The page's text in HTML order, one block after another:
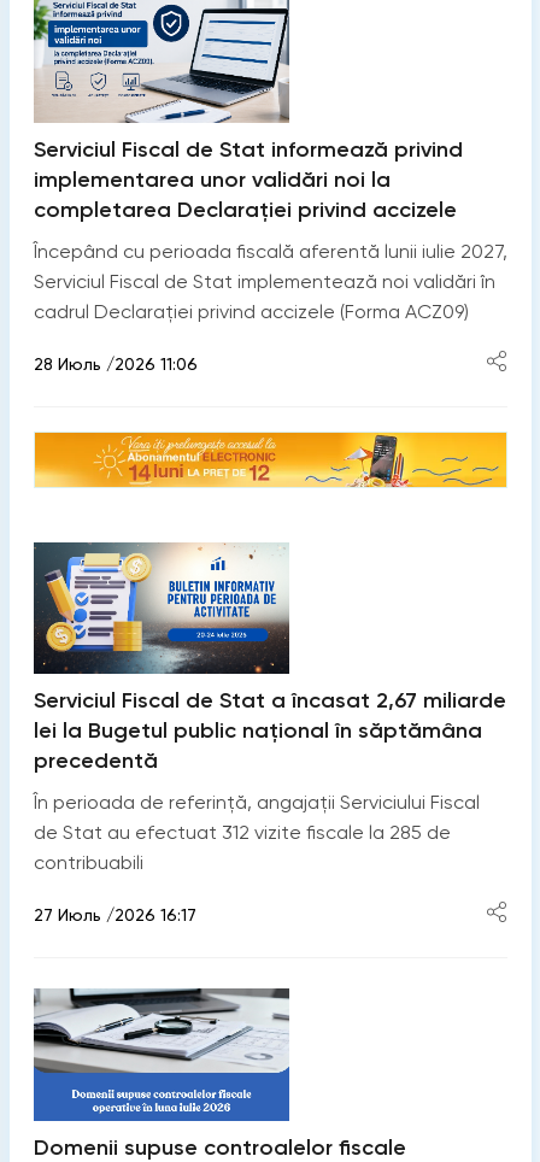
Serviciul Fiscal de Stat informează privind
implementarea unor validări noi la
completarea Declarației privind accizele
Începând cu perioada fiscală aferentă lunii iulie 2027,
Serviciul Fiscal de Stat implementează noi validări în
cadrul Declarației privind accizele (Forma ACZ09)
28 Июль /2026 11:06
Serviciul Fiscal de Stat a încasat 2,67 miliarde
lei la Bugetul public național în săptămâna
precedentă
În perioada de referință, angajații Serviciului Fiscal
de Stat au efectuat 312 vizite fiscale la 285 de
contribuabili
27 Июль /2026 16:17
Domenii supuse controalelor fiscale